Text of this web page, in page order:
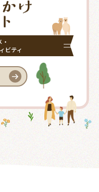
ビティ